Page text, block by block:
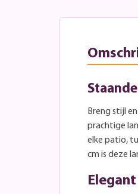
Breng stijl
prachtige
elke patio,
cm is deze